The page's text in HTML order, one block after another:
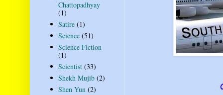
Chattopadhyay
(1)
Satire (1)
Science (51)
Science Fiction
(1)
Scientist (33)
Shekh Mujib (2)
Shen Yun (2)